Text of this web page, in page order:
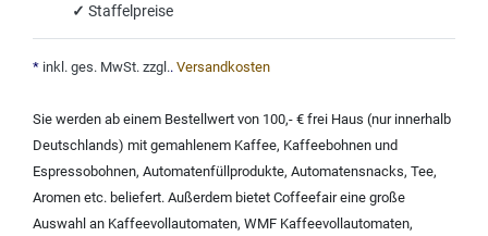
✓ Staffelpreise
* inkl. ges. MwSt. zzgl.. Versandkosten
Sie werden ab einem Bestellwert von 100,- € frei Haus (nur innerhalb
Deutschlands) mit gemahlenem Kaffee, Kaffeebohnen und
Espressobohnen, Automatenfüllprodukte, Automatensnacks, Tee,
Aromen etc. beliefert. Außerdem bietet Coffeefair eine große
Auswahl an Kaffeevollautomaten, WMF Kaffeevollautomaten,